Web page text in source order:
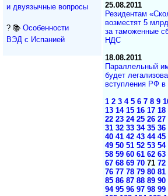
и двуязычные вопросы
? 📚 Особенности
ВЭД с Испанией
25.08.2011
Резидентам
возместят 5
за таможенные
НДС
18.08.2011
Параллельный
будет
вступления РФ
1 2 3 4 5 6 7 8 9
13 14 15 16 17 18
22 23 24 25 26 27
31 32 33 34 35 36
40 41 42 43 44 45
49 50 51 52 53 54
58 59 60 61 62 63
67 68 69 70 71 72
76 77 78 79 80 81
85 86 87 88 89 90
94 95 96 97 98 99